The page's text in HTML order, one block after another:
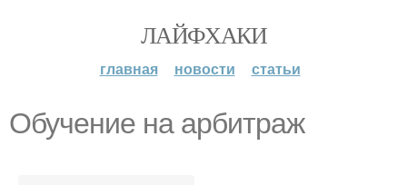
ЛАЙФХАКИ
главная новости статьи
Обучение на арбитраж